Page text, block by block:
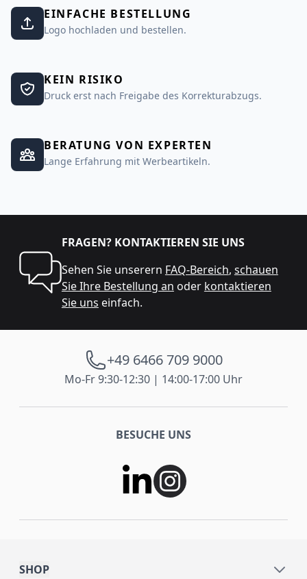
EINFACHE BESTELLUNG
Logo hochladen und bestellen.
KEIN RISIKO
Druck erst nach Freigabe des Korrekturabzugs.
BERATUNG VON EXPERTEN
Lange Erfahrung mit Werbeartikeln.
FRAGEN? KONTAKTIEREN SIE UNS
Sehen Sie unserern FAQ-Bereich, schauen
Sie Ihre Bestellung an oder kontaktieren
Sie uns einfach.
+49 6466 709 9000
Mo-Fr 9:30-12:30 | 14:00-17:00 Uhr
BESUCHE UNS
SHOP